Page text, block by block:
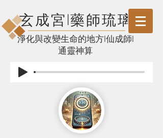
玄成宮l藥師琉璃
​淨化與改變生命的地方l仙成師l
通靈神算